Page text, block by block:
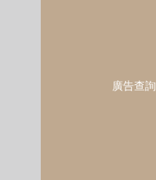
廣告查詢